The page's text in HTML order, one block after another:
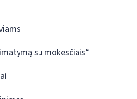
su mokesčiais“